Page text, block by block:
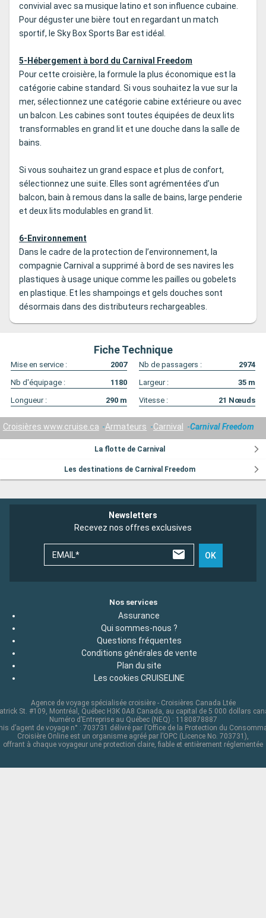
convivial avec sa musique latino et son influence cubaine.
Pour déguster une bière tout en regardant un match
sportif, le Sky Box Sports Bar est idéal.
5-Hébergement à bord du Carnival Freedom
Pour cette croisière, la formule la plus économique est la
catégorie cabine standard. Si vous souhaitez la vue sur la
mer, sélectionnez une catégorie cabine extérieure ou avec
un balcon. Les cabines sont toutes équipées de deux lits
transformables en grand lit et une douche dans la salle de
bains.
Si vous souhaitez un grand espace et plus de confort,
sélectionnez une suite. Elles sont agrémentées d’un
balcon, bain à remous dans la salle de bains, large penderie
et deux lits modulables en grand lit.
6-Environnement
Dans le cadre de la protection de l’environnement, la
compagnie Carnival a supprimé à bord de ses navires les
plastiques à usage unique comme les pailles ou gobelets
en plastique. Et les shampoings et gels douches sont
désormais dans des distributeurs rechargeables.
Fiche Technique
Mise en service : 2007 Nb de passagers :
2974
Nb d'équipage :
1180 Largeur : 35 m
Longueur :
290 m Vitesse : 21 Nœuds
Croisières www.cruise.ca Armateurs Carnival Carnival Freedom
La flotte de Carnival
Les destinations de Carnival Freedom
Newsletters
Recevez nos offres exclusives
EMAIL* OK
Nos services
Assurance
Qui sommes-nous ?
Questions fréquentes
Conditions générales de vente
Plan du site
Les cookies CRUISELINE
Agence de voyage spécialisée croisière - Croisières Canada Ltée
St. #109, Montréal, Québec H3K 0A8 Canada, au capital de 5 000 dollars
Numéro d’Entreprise au Québec (NEQ) : 1180878887
d’agent de voyage n° : 703731 délivré par l’Office de la Protection du
Croisière Online est un organisme agréé par l’OPC (Licence No. 703731),
offrant à chaque voyageur une protection claire, fiable et entièrement réglementée